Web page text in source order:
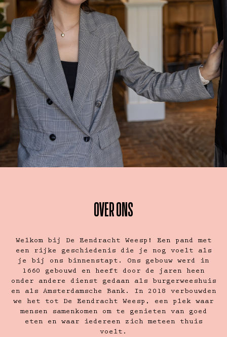
OVER ONS
Welkom bij De Eendracht Weesp! Een pand met
een rijke geschiedenis die je nog voelt als
je bij ons binnenstapt. Ons gebouw werd in
1660 gebouwd en heeft door de jaren heen
onder andere dienst gedaan als burgerweeshuis
en als Amsterdamsche Bank. In 2018 verbouwden
we het tot De Eendracht Weesp, een plek waar
mensen samenkomen om te genieten van goed
eten en waar iedereen zich meteen thuis
voelt.